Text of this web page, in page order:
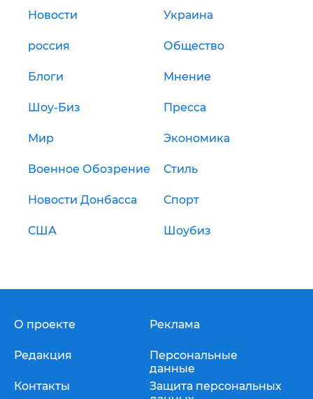
Новости Украина
россия Общество
Блоги Мнение
Шоу-Биз Пресса
Мир Экономика
Военное Обозрение Стиль
Новости Донбасса Спорт
США Шоубиз
О проекте
Редакция
Контакты
Реклама
Персональные
данные
Защита персональных